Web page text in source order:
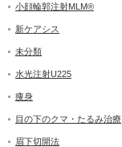
小顔輪郭注射MLM®
新ケアシス
未分類
水光注射U225
痩身
目の下のクマ・たるみ治療
眉下切開法